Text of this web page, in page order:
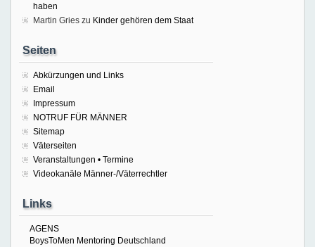
haben
Martin Gries zu Kinder gehören dem Staat
Seiten
Abkürzungen und Links
Email
Impressum
NOTRUF FÜR MÄNNER
Sitemap
Väterseiten
Veranstaltungen • Termine
Videokanäle Männer-/Väterrechtler
Links
AGENS
BoysToMen Mentoring Deutschland